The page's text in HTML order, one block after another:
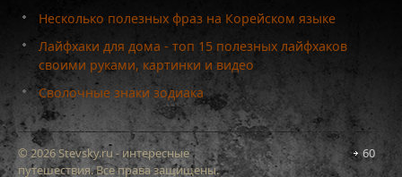
Несколько полезных фраз на Корейском языке
Лайфхаки для дома - топ 15 полезных лайфхаков
своими руками, картинки и видео
Сволочные знаки зодиака
60
© 2026 Stevsky.ru - интересные
путешествия. Все права защищены.